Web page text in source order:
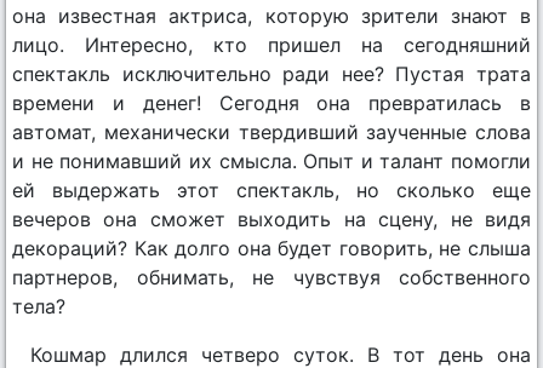
она известная актриса, которую зрители знают в
лицо. Интересно, кто пришел на сегодняшний
спектакль исключительно ради нее? Пустая трата
времени и денег! Сегодня она превратилась в
автомат, механически твердивший заученные слова
и не понимавший их смысла. Опыт и талант помогли
ей выдержать этот спектакль, но сколько еще
вечеров она сможет выходить на сцену, не видя
декораций? Как долго она будет говорить, не слыша
партнеров, обнимать, не чувствуя собственного
тела?
Кошмар длился четверо суток. В тот день она